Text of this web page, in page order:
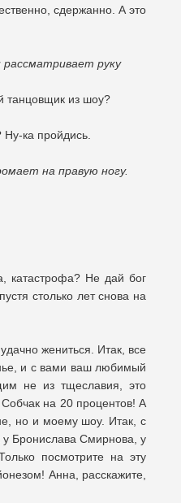
сдержанно. А это
руку
танцовщик из шоу?
ка пройдись.
на правую ногу.
катастрофа? Не дай бог
столько лет снова на
жениться. Итак, все
и с вами ваш любимый
не из тщеславия, это
на 20 процентов! А
но и моему шоу. Итак, с
Бронислава Смирнова, у
посмотрите на эту
Анна, расскажите,